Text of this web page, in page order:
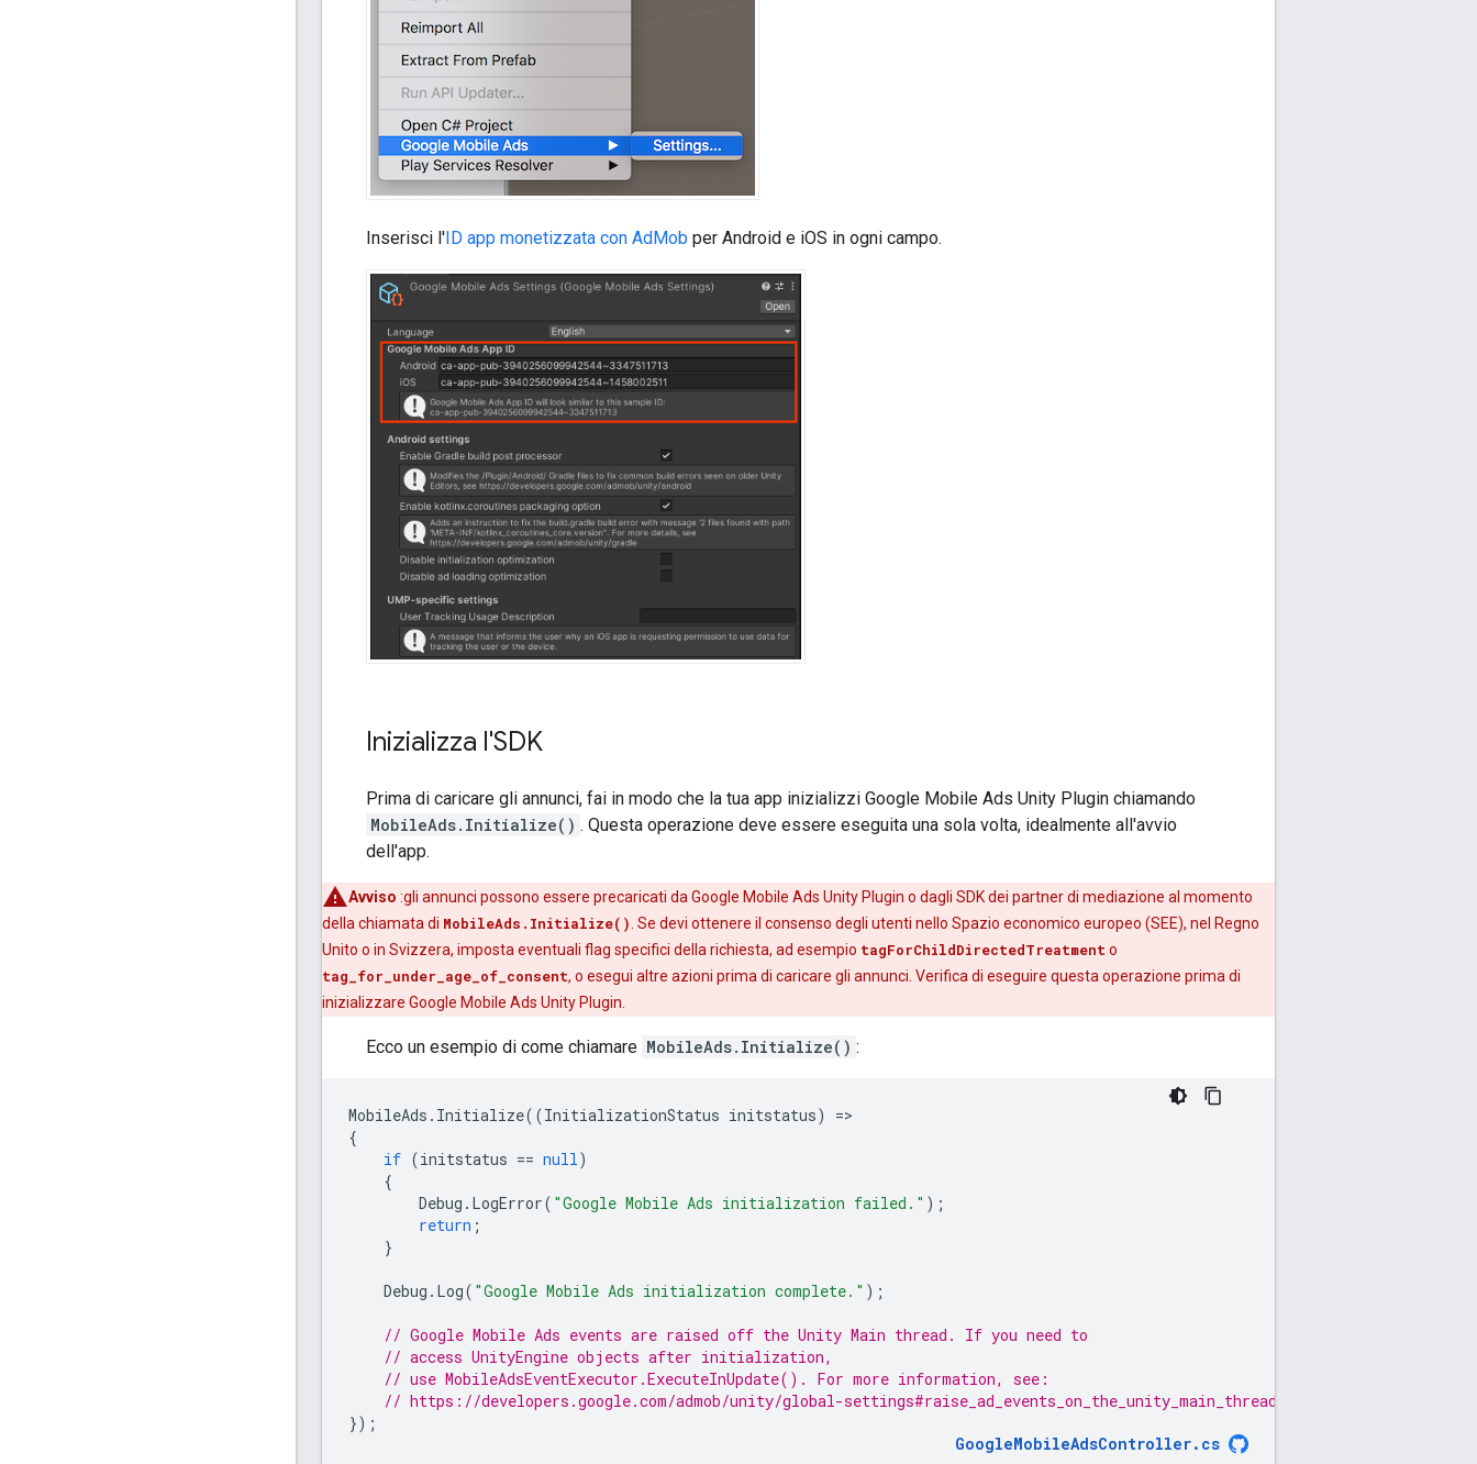
Inserisci l'ID app monetizzata con AdMob per Android e iOS in ogni campo.
Inizializza l'SDK
Prima di caricare gli annunci, fai in modo che la tua app inizializzi Google Mobile Ads Unity Plugin chiamando
MobileAds.Initialize() . Questa operazione deve essere eseguita una sola volta, idealmente all'avvio
dell'app.
Avviso :gli annunci possono essere precaricati daGoogle Mobile Ads Unity Plugin o dagli SDK dei partner di mediazione al momento
della chiamata di MobileAds.Initialize(). Se devi ottenere il consenso degli utenti nello Spazio economico europeo (SEE), nel Regno
Unito o in Svizzera, imposta eventuali flag specifici della richiesta, ad esempio tagForChildDirectedTreatmento
tag_for_under_age_of_consent, o esegui altre azioni prima di caricare gli annunci. Verifica di eseguire questa operazione prima di
inizializzare Google Mobile Ads Unity Plugin.
Ecco un esempio di come chiamare MobileAds.Initialize() :
MobileAds . Initialize((InitializationStatus initstatus) =
{
if (initstatus == null)
{
Debug . LogError( "Google Mobile Ads initialization failed." );
return ;
}
Debug . Log( "Google Mobile Ads initialization complete." );
// Google Mobile Ads events are raised off the Unity Main thread. If you need to
// access UnityEngine objects after initialization,
// use MobileAdsEventExecutor.ExecuteInUpdate(). For more information, see:
// https://developers.google.com/admob/unity/global-settings#raise_ad_events_on_the_unity_main_thread
});
GoogleMobileAdsController. cs